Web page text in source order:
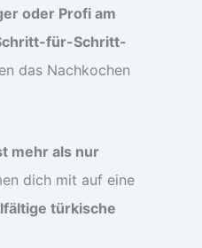
oder Profi am
für-Schritt-
das Nachkochen
mehr als nur
dich mit auf eine
türkische